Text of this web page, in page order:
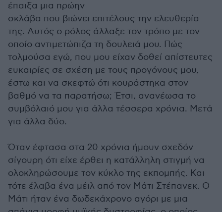
έπαιξα μια πρώην
σκλάβα που βιώνει επιτέλους την ελευθερία
της. Αυτός ο ρόλος άλλαξε τον τρόπο με τον
οποίο αντιμετώπιζα τη δουλειά μου. Πώς
τολμούσα εγώ, που μου είχαν δοθεί απίστευτες
ευκαιρίες σε σχέση με τους προγόνους μου,
έστω και να σκεφτώ ότι κουράστηκα στον
βαθμό να τα παρατήσω; Έτσι, ανανέωσα το
συμβόλαιό μου για άλλα τέσσερα χρόνια. Μετά
για άλλα δύο.
Όταν έφτασα στα 20 χρόνια ήμουν σχεδόν
σίγουρη ότι είχε έρθει η κατάλληλη στιγμή να
ολοκληρώσουμε τον κύκλο της εκπομπής. Και
τότε έλαβα ένα μέιλ από τον Μάτι Στέπανεκ. Ο
Μάτι ήταν ένα δωδεκάχρονο αγόρι με μια